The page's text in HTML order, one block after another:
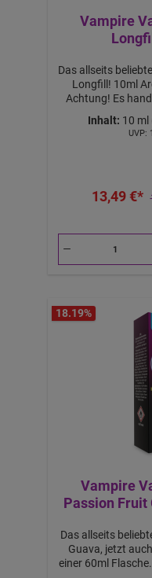
Vampire
Das allseits
Longfill! 10ml
Achtung! Es
mit 0mg Nikotin
NicShot & 40ml
dampfen! Lieferumfang: 1x Bar Salts NRG
Inhalt: 10 ml
UVP:
13,49 €*
18.19%
Vampire
Passion Fruit
Das allseits
Guava, jetzt
einer 60ml Flasche. Achtung! Es handelt sich um